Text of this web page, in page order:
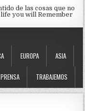
de las cosas que no
life you will Remember
EUROPA ASIA
PRENSA TRABAJEMOS